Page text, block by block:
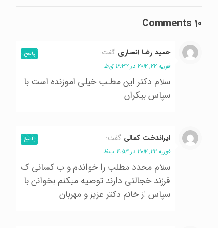
10 Comments
حميد رضا انصاري گفت:
فوریه 22, 2017 در 12:37 ق.ظ
سلام دكتر اين مطلب خيلي اموزنده است با
سپاس بيكران
پاسخ
ايراندخت كمالي گفت:
فوریه 22, 2017 در 4:53 ب.ظ
سلام محدد مطلب را خواندم و ب كساني ك
فرزند خجالتي دارند توصيه ميكنم بخوانن با
سپاس از خانم دكتر عزيز و مهربان
پاسخ